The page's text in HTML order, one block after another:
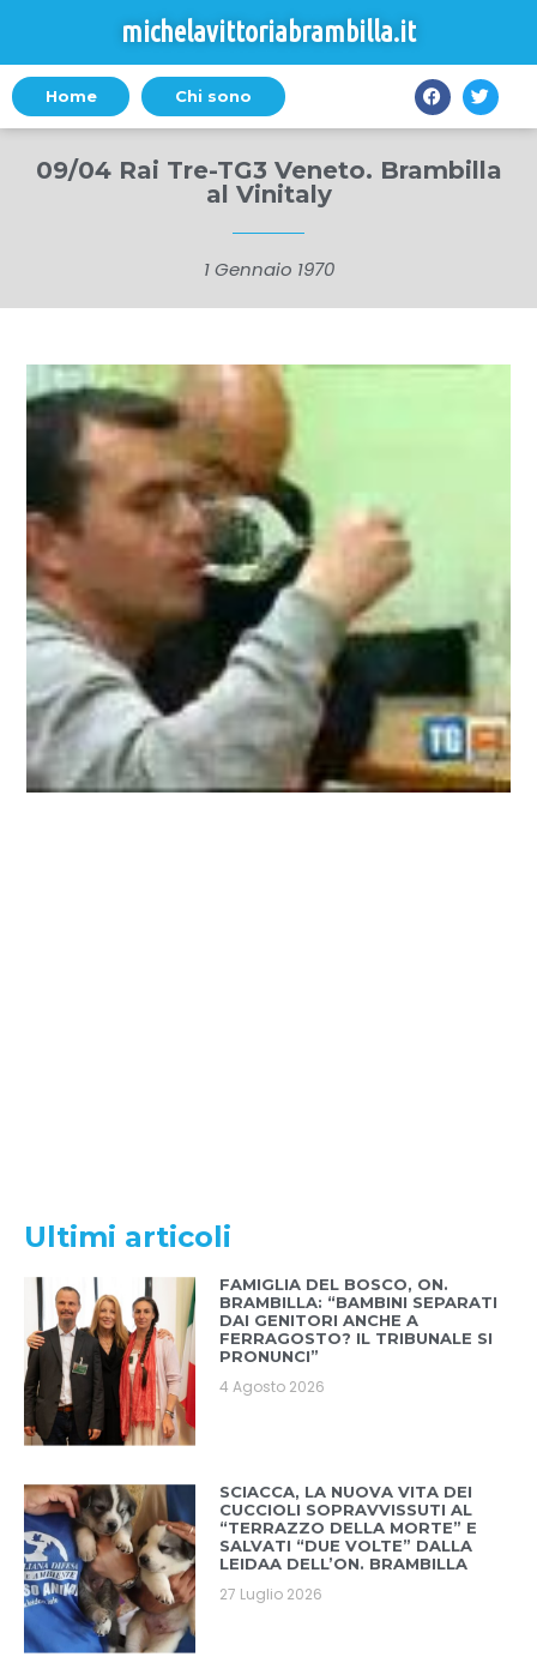
michelavittoriabrambilla.it
Home Chi sono
09/04 Rai Tre-TG3 Veneto. Brambilla
al Vinitaly
1 Gennaio 1970
Ultimi articoli
FAMIGLIA DEL BOSCO, ON.
BRAMBILLA: “BAMBINI SEPARATI
DAI GENITORI ANCHE A
FERRAGOSTO? IL TRIBUNALE SI
PRONUNCI”
4 Agosto 2026
SCIACCA, LA NUOVA VITA DEI
CUCCIOLI SOPRAVVISSUTI AL
“TERRAZZO DELLA MORTE” E
SALVATI “DUE VOLTE” DALLA
LEIDAA DELL’ON. BRAMBILLA
27 Luglio 2026